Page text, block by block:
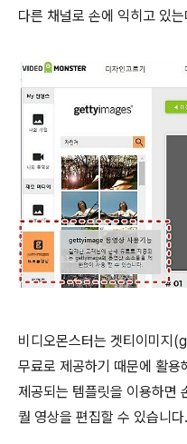
다른 채널로 손에 익히고 있는
비디오몬스터는 겟티이미
무료로 제공하기 때문에 활
제공되는 템플릿을 이용하면
퀄 영상을 편집할 수 있습니다.